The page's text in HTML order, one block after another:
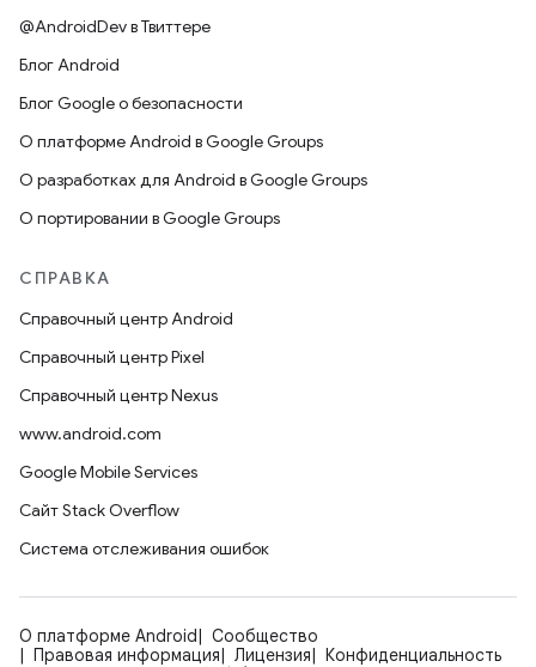
@AndroidDev в Твиттере
Блог Android
Блог Google о безопасности
О платформе Android в Google Groups
О разработках для Android в Google Groups
О портировании в Google Groups
СПРАВКА
Справочный центр Android
Справочный центр Pixel
Справочный центр Nexus
www.android.com
Google Mobile Services
Сайт Stack Overflow
Система отслеживания ошибок
О платформе Android
Сообщество
Правовая информация
Лицензия
Конфиденциальность